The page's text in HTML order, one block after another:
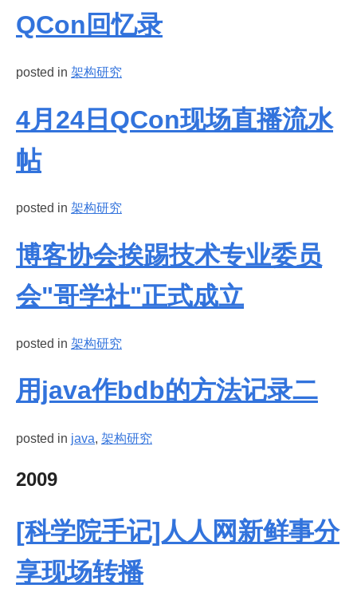
QCon回忆录
posted in 架构研究
4月24日QCon现场直播流水
帖
posted in 架构研究
博客协会挨踢技术专业委员
会"哥学社"正式成立
posted in 架构研究
用java作bdb的方法记录二
posted in java, 架构研究
2009
[科学院手记]人人网新鲜事分
享现场转播